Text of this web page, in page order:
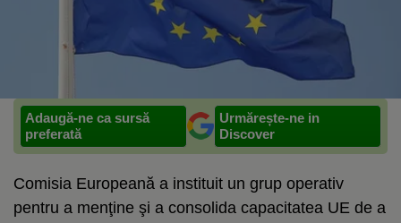
Adaugă-ne ca sursă
preferată
Urmărește-ne in
Discover
Comisia Europeană a instituit un grup operativ
pentru a menţine şi a consolida capacitatea UE de a